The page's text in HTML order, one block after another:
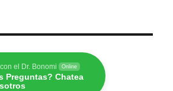
el Dr. Bonomi Online
Preguntas? Chatea